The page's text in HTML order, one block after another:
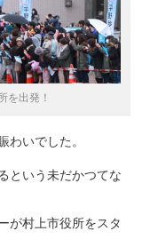
を出発！
わいでした。
という未だかつてな
が村上市役所をスタ